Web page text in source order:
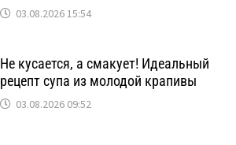
03.08.2026 15:54
Не кусается, а смакует! Идеальный
рецепт супа из молодой крапивы
03.08.2026 09:52